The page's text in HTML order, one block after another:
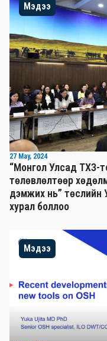
Мэдээ
27 May, 2024
“Монгол Улсад ТХЗ-
төлөвлөлтөөр
дэмжих нь” төслийн
хурал боллоо
Мэдээ